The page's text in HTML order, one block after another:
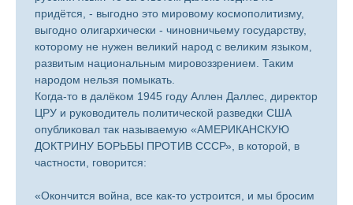
придётся, - выгодно это мировому космополитизму,
выгодно олигархически - чиновничьему государству,
которому не нужен великий народ с великим языком,
развитым национальным мировоззрением. Таким
народом нельзя помыкать.
Когда-то в далёком 1945 году Аллен Даллес, директор
ЦРУ и руководитель политической разведки США
опубликовал так называемую «АМЕРИКАНСКУЮ
ДОКТРИНУ БОРЬБЫ ПРОТИВ СССР», в которой, в
частности, говорится:
«Окончится война, все как-то устроится, и мы бросим